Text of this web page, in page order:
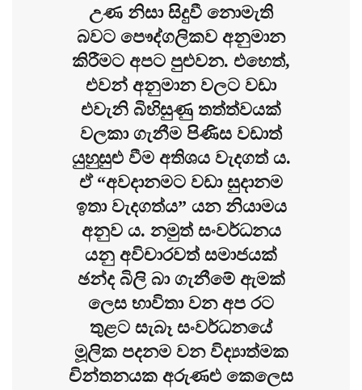
උණ නිසා සිදුවී නොමැති
බවට පෞද්ගලිකව අනුමාන
කිරීමට අපට පුළුවන. එහෙත්,
එවන් අනුමාන වලට වඩා
එවැනි බිහිසුණු තත්ත්වයක්
වලකා ගැනීම පිණිස වඩාත්
යුහුසුළු වීම අතිශය වැදගත් ය.
ඒ “අවදානමට වඩා සුදානම
ඉතා වැදගත්ය” යන නියාමය
අනුව ය. නමුත් සංවර්ධනය
යනු අවිචාරවත් සමාජයක්
ඡන්ද බිලි බා ගැනීමේ ඇමක්
ලෙස භාවිතා වන අප රට
තුළට සැබෑ සංවර්ධනයේ
මූලික පදනම වන විද්‍යාත්මක
චින්තනයක අරුණළු කෙලෙස